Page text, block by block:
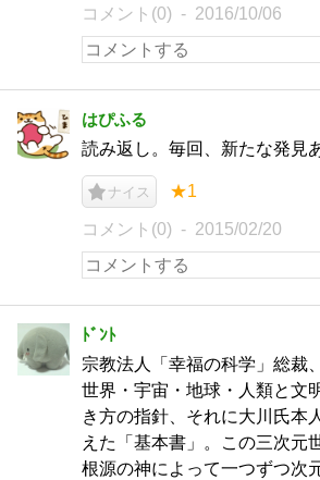
コメント(0) 2016/10/06
はぴふる
読み返し。毎回、新たな発見
ナイス ★1
コメント(0) 2015/02/20
ﾄﾞﾝﾄ
宗教法人「幸福の科学」総裁
世界・宇宙・地球・人類と文
き方の指針、それに大川氏本
えた「基本書」。この三次元
根源の神によって一つずつ次